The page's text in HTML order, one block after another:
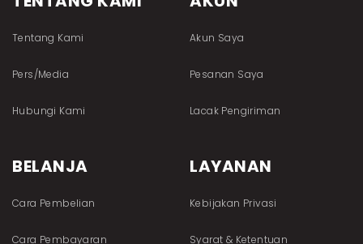
Tentang Kami
Pers/Media
Hubungi Kami
Akun Saya
Pesanan Saya
Lacak Pengiriman
BELANJA
Cara Pembelian
Cara Pembayaran
LAYANAN
Kebijakan Privasi
Syarat & Ketentuan